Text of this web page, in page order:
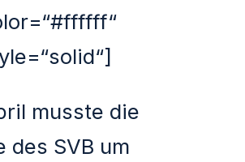
musste die
des SVB um